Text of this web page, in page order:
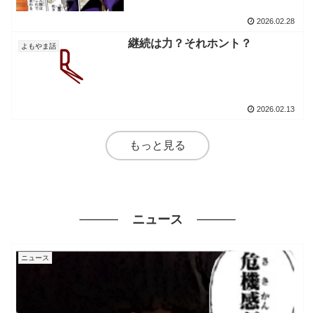
2026.02.28
よもやま話 継続は力？それホント？
2026.02.13
もっと見る
ニュース
ニュース